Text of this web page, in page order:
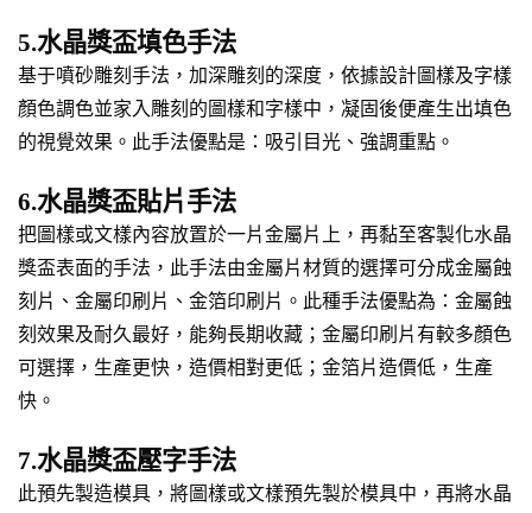
5.水晶獎盃填色手法
基于噴砂雕刻手法，加深雕刻的深度，依據設計圖樣及字樣
顏色調色並家入雕刻的圖樣和字樣中，凝固後便產生出填色
的視覺效果。此手法優點是：吸引目光、強調重點。
6.水晶獎盃貼片手法
把圖樣或文樣內容放置於一片金屬片上，再黏至客製化水晶
獎盃表面的手法，此手法由金屬片材質的選擇可分成金屬蝕
刻片、金屬印刷片、金箔印刷片。此種手法優點為：金屬蝕
刻效果及耐久最好，能夠長期收藏；金屬印刷片有較多顏色
可選擇，生產更快，造價相對更低；金箔片造價低，生產
快。
7.水晶獎盃壓字手法
此預先製造模具，將圖樣或文樣預先製於模具中，再將水晶